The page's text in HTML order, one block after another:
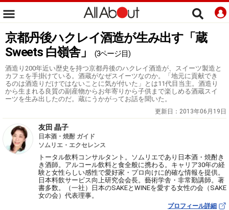
京都丹後ハクレイ酒造が生み出す「蔵
Sweets 白嶺舎」
(3ページ目)
酒造り200年近い歴史を持つ京都丹後のハクレイ酒造が、スイーツ製造と
カフェを手掛けている。酒蔵がなぜスイーツなのか。「地元に貢献でき
るのは酒造りだけではないことに気が付いた」とは11代目当主。酒造り
から生まれる良質の副産物からお年寄りから子供まで楽しめる酒蔵スイ
ーツを生み出したのだ。蔵にうかがってお話を聞いた。
更新日： 2013年06月19日
友田 晶子
日本酒・焼酎 ガイド
ソムリエ・エクセレンス
トータル飲料コンサルタント。ソムリエであり日本酒・焼酎き
き酒師。アルコール飲料と食全般に携わる。キャリア30年の経
験と女性らしい感性で愛好家・プロ向けに的確な情報を提供。
日本料飲サービス向上研究会会長。藝術学舎・非常勤講師。著
書多数。（一社）日本のSAKEとWINEを愛する女性の会（SAKE
女の会）代表理事。
プロフィール詳細